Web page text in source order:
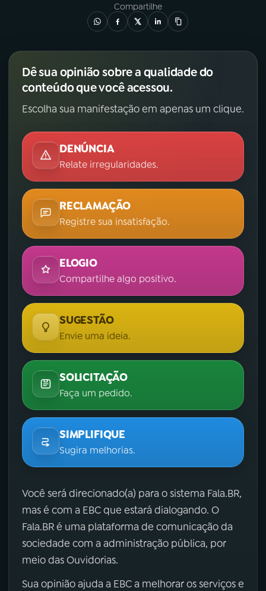
Compartilhe
Dê sua opinião sobre a qualidade do
conteúdo que você acessou.
Escolha sua manifestação em apenas um clique.
DENÚNCIA
Relate irregularidades.
RECLAMAÇÃO
Registre sua insatisfação.
ELOGIO
Compartilhe algo positivo.
SUGESTÃO
Envie uma ideia.
SOLICITAÇÃO
Faça um pedido.
SIMPLIFIQUE
Sugira melhorias.
Você será direcionado(a) para o sistema Fala.BR,
mas é com a EBC que estará dialogando. O
Fala.BR é uma plataforma de comunicação da
sociedade com a administração pública, por
meio das Ouvidorias.
Sua opinião ajuda a EBC a melhorar os serviços e